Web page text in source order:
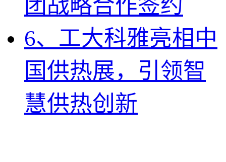
团战略合作签约
6、工大科雅亮相中
国供热展，引领智
慧供热创新